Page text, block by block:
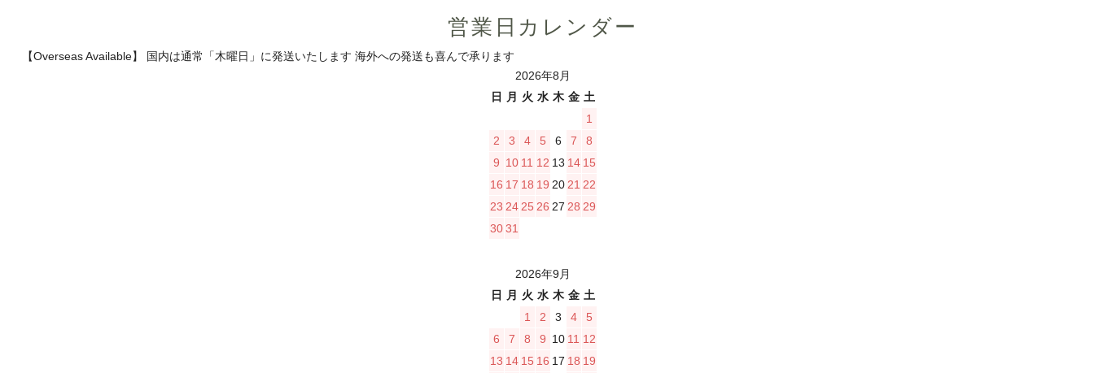
営業日カレンダー
【Overseas Available】 国内は通常「木曜日」に発送いたします 海外への発送も喜んで承ります
2026年8月
日
月 火 水 木 金 土
1
2
3 4 5 6 7
8
9 10 11 12 13 14 15
16 17 18 19 2021 22
23 2425 26 27 28 29
3031
2026年9月
日
月 火 水 木 金 土
1
2 3 4
5
6
7 8 9 10 11 12
13 14 15 16 17 18 19